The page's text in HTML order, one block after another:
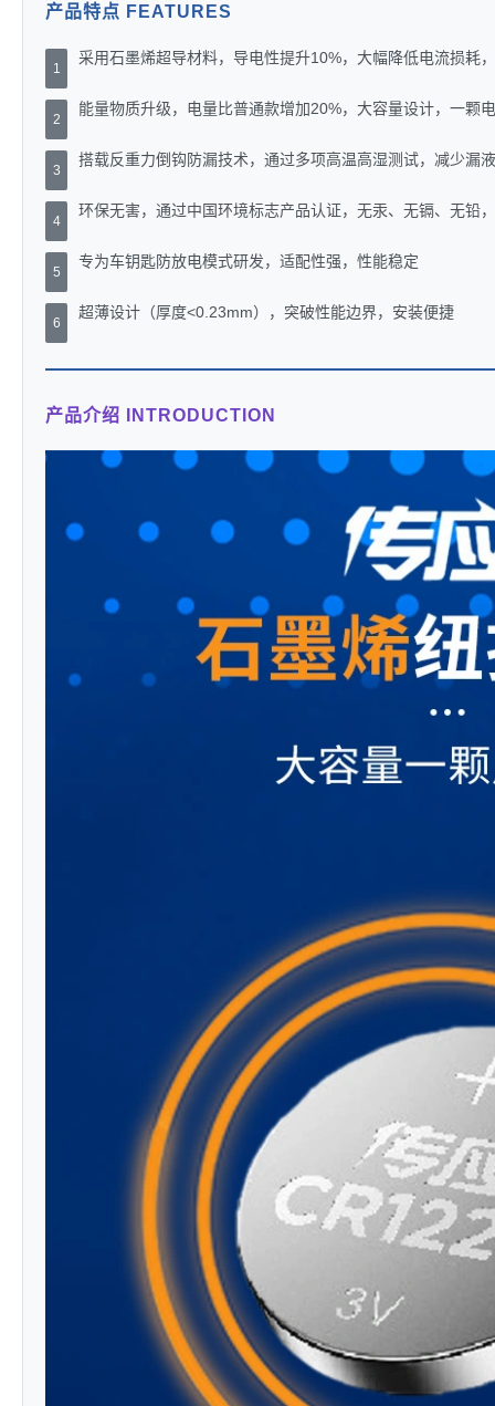
产品特点 FEATURES
1
采用石墨烯超导材料，导电性提升10%，大幅降低电流损耗
2
能量物质升级，电量比普通款增加20%，大容量设计，一颗
3
搭载反重力倒钩防漏技术，通过多项高温高湿测试，减少漏
4
环保无害，通过中国环境标志产品认证，无汞、无镉、无铅
5
专为车钥匙防放电模式研发，适配性强，性能稳定
6
超薄设计（厚度<0.23mm），突破性能边界，安装便捷
产品介绍 INTRODUCTION